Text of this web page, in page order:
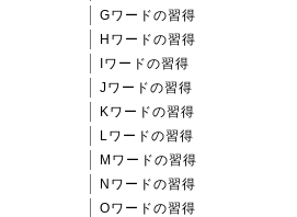
Gワードの習得
Hワードの習得
Iワードの習得
Jワードの習得
Kワードの習得
Lワードの習得
Mワードの習得
Nワードの習得
Oワードの習得